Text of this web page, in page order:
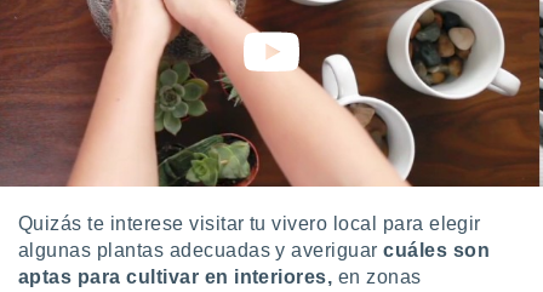
e
mediante
publicidad
publicidad
de
Quizás te interese visitar tu vivero local para elegir
algunas plantas adecuadas y averiguarcuáles son
aptas para cultivar en interiores, en zonas